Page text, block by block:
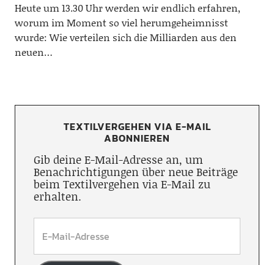
Heute um 13.30 Uhr werden wir endlich erfahren,
worum im Moment so viel herumgeheimnisst
wurde: Wie verteilen sich die Milliarden aus den
neuen…
TEXTILVERGEHEN VIA E-MAIL
ABONNIEREN
Gib deine E-Mail-Adresse an, um
Benachrichtigungen über neue Beiträge
beim Textilvergehen via E-Mail zu
erhalten.